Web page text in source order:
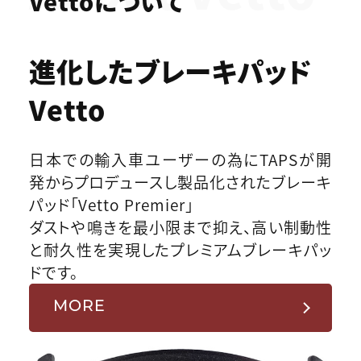
進化したブレーキパッド
Vetto
日本での輸入車ユーザーの為にTAPSが開
発からプロデュースし製品化されたブレーキ
パッド「Vetto Premier」
ダストや鳴きを最小限まで抑え、高い制動性
と耐久性を実現したプレミアムブレーキパッ
ドです。
MORE